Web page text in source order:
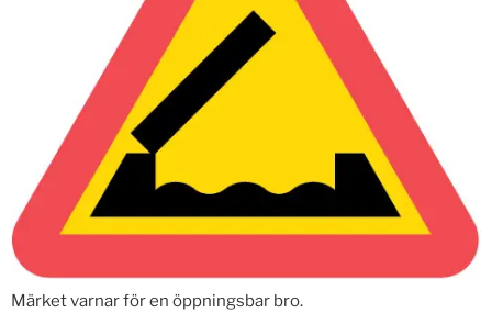
Märket varnar för en öppningsbar bro.